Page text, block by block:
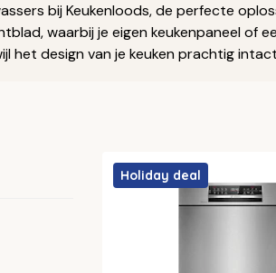
bij Keukenloods, de perfecte
waarbij je eigen keukenpaneel of
het design van je keuken prachtig
Holiday deal